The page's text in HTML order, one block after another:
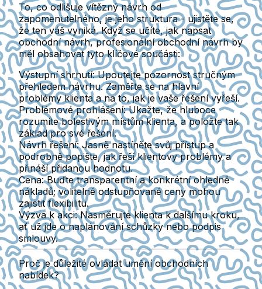
To, co odlišuje vítězný návrh od
zapomenutelného, je jeho struktura - ujistěte se,
že ten váš vyniká. Když se učíte, jak napsat
obchodní návrh, profesionální obchodní návrh by
měl obsahovat tyto klíčové součásti:
Výstupní shrnutí:Upoutejte pozornost stručným
přehledem návrhu. Zaměřte se na hlavní
problémy klienta a na to, jak je vaše řešení vyřeší.
Problémové prohlášení:Ukažte, že hluboce
rozumíte bolestivým místům klienta, a položte tak
základ pro své řešení.
Návrh řešení:Jasně nastíněte svůj přístup a
podrobně popište, jak řeší klientovy problémy a
přináší přidanou hodnotu.
Cena:Buďte transparentní a konkrétní ohledně
nákladů; volitelné odstupňované ceny mohou
zajistit flexibilitu.
Výzva k akci:Nasměrujte klienta k dalšímu kroku,
ať už jde o naplánování schůzky nebo podpis
smlouvy.
Proč je důležité ovládat umění obchodních
nabídek?